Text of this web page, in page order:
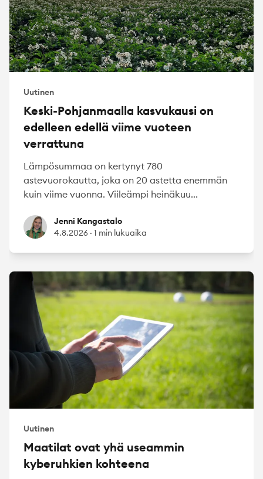
Uutinen
Keski-Pohjanmaalla kasvukausi on
edelleen edellä viime vuoteen
verrattuna
Lämpösummaa on kertynyt 780
astevuorokautta, joka on 20 astetta enemmän
kuin viime vuonna. Viileämpi heinäkuu...
Jenni Kangastalo
Jenni Kangastalo
4.8.2026 · 1 min lukuaika
Uutinen
Maatilat ovat yhä useammin
kyberuhkien kohteena